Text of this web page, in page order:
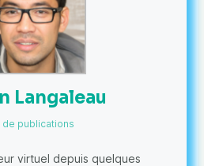
Langaleau
de publications
virtuel depuis quelques